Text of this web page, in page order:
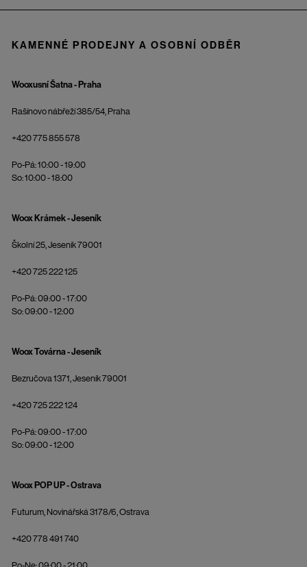
KAMENNÉ PRODEJNY A OSOBNÍ ODBĚR
Wooxusní Šatna - Praha
Rašínovo nábřeží 385/54, Praha
+420 775 855 578
Po-Pá: 10:00 - 19:00
So: 10:00 - 18:00
Woox Krámek - Jeseník
Školní 25, Jeseník 79001
+420 725 222 125
Po-Pá: 09:00 - 17:00
So: 09:00 - 12:00
Woox Továrna - Jeseník
Bezručova 1371, Jeseník 79001
+420 725 222 124
Po-Pá: 09:00 - 17:00
So: 09:00 - 12:00
Woox POP UP - Ostrava
Futurum, Novinářská 3178/6, Ostrava
+420 778 491 740